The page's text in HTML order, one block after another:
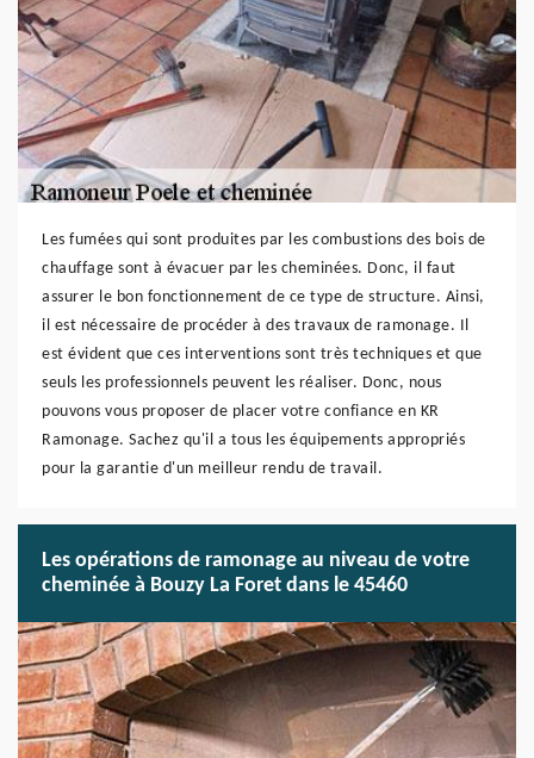
Les fumées qui sont produites par les combustions des bois de
chauffage sont à évacuer par les cheminées. Donc, il faut
assurer le bon fonctionnement de ce type de structure. Ainsi,
il est nécessaire de procéder à des travaux de ramonage. Il
est évident que ces interventions sont très techniques et que
seuls les professionnels peuvent les réaliser. Donc, nous
pouvons vous proposer de placer votre confiance en KR
Ramonage. Sachez qu'il a tous les équipements appropriés
pour la garantie d'un meilleur rendu de travail.
Les opérations de ramonage au niveau de votre
cheminée à Bouzy La Foret dans le 45460